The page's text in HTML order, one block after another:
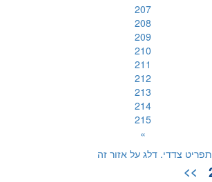
207
208
209
210
211
212
213
214
215
»
תפריט צדדי. דלג על אזור זה
>>